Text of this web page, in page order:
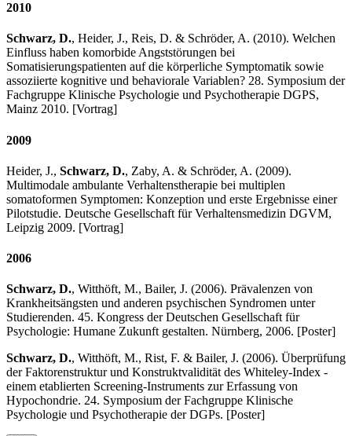
2010
Schwarz, D., Heider, J., Reis, D. & Schröder, A. (2010). Welchen
Einfluss haben komorbide Angststörungen bei
Somatisierungspatienten auf die körperliche Symptomatik sowie
assoziierte kognitive und behaviorale Variablen? 28. Symposium der
Fachgruppe Klinische Psychologie und Psychotherapie DGPS,
Mainz 2010. [Vortrag]
2009
Heider, J., Schwarz, D., Zaby, A. & Schröder, A. (2009).
Multimodale ambulante Verhaltenstherapie bei multiplen
somatoformen Symptomen: Konzeption und erste Ergebnisse einer
Pilotstudie. Deutsche Gesellschaft für Verhaltensmedizin DGVM,
Leipzig 2009. [Vortrag]
2006
Schwarz, D., Witthöft, M., Bailer, J. (2006). Prävalenzen von
Krankheitsängsten und anderen psychischen Syndromen unter
Studierenden. 45. Kongress der Deutschen Gesellschaft für
Psychologie: Humane Zukunft gestalten. Nürnberg, 2006. [Poster]
Schwarz, D., Witthöft, M., Rist, F. & Bailer, J. (2006). Überprüfung
der Faktorenstruktur und Konstruktvalidität des Whiteley-Index -
einem etablierten Screening-Instruments zur Erfassung von
Hypochondrie. 24. Symposium der Fachgruppe Klinische
Psychologie und Psychotherapie der DGPs. [Poster]